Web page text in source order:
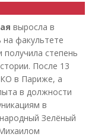
выросла в
на факультете
степень
После 13
в Париже, а
в должности
в
Зелёный